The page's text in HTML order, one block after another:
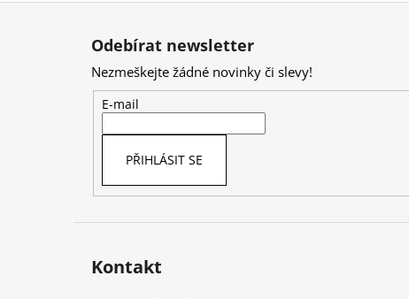
Odebírat newsletter
Nezmeškejte žádné novinky či slevy!
E-mail
PŘIHLÁSIT SE
Kontakt